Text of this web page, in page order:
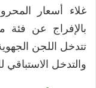
غلاء أسعار
بالإفراج عن فئة
تتدخل اللجن
والتدخل الاستباقي